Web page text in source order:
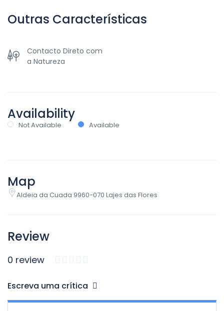
Outras Características
Contacto Direto com
a Natureza
Availability
Not Available Available
Map
Aldeia da Cuada 9960-070 Lajes das Flores
Review
0 review
Escreva uma crítica